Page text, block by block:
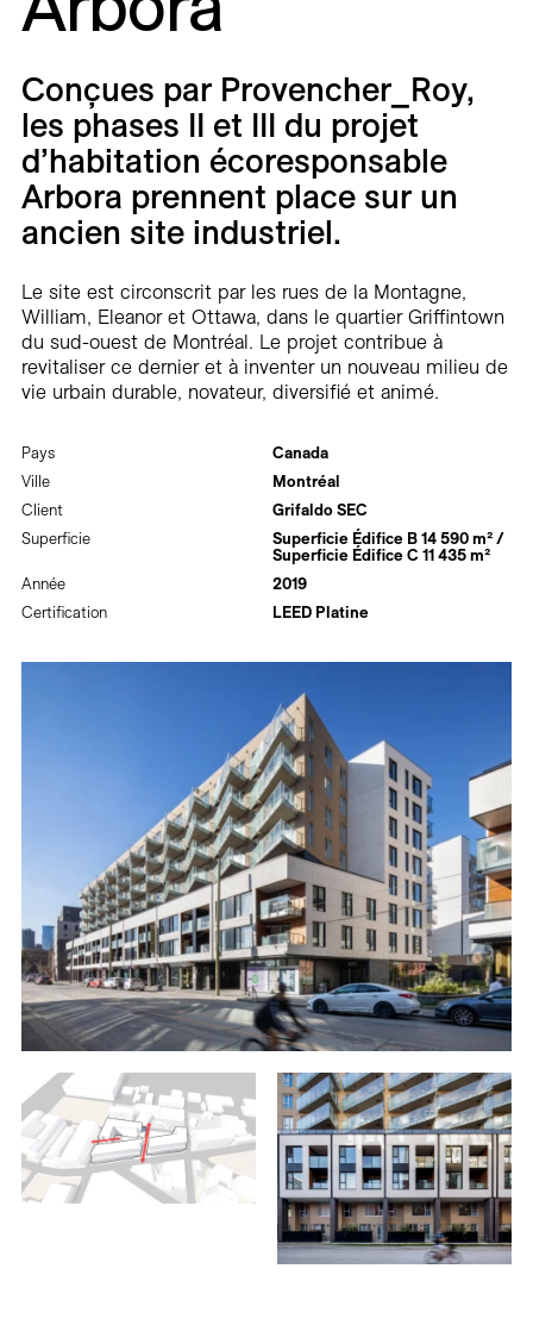
Carrières
Contact
En
Pays
Canada
Ville
Montréal
Client
Grifaldo SEC
Superficie
Superficie Édifice B 14 590 m² /
Superficie Édifice C 11 435 m²
Année
2019
Certification
LEED Platine
Conçues par Provencher_Roy,
les phases II et III du projet
d’habitation écoresponsable
Arbora prennent place sur un
ancien site industriel.
Le site est circonscrit par les rues de la Montagne,
William, Eleanor et Ottawa, dans le quartier Griffintown
du sud-ouest de Montréal. Le projet contribue à
revitaliser ce dernier et à inventer un nouveau milieu de
vie urbain durable, novateur, diversifié et animé.